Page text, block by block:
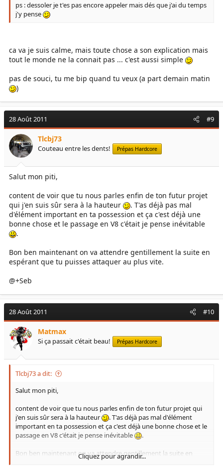
ps : dessoler je t'es pas encore appeler mais dés que j'ai du temps
j'y pense
ca va je suis calme, mais toute chose a son explication mais
tout le monde ne la connait pas ... c'est aussi simple
pas de souci, tu me bip quand tu veux (a part demain matin
)
28 Août 2011 #9
Tlcbj73
Couteau entre les dents! Prépas Hardcore
Salut mon piti,
content de voir que tu nous parles enfin de ton futur projet
qui j'en suis sûr sera à la hauteur
. T'as déjà pas mal
d'élément important en ta possession et ça c'est déjà une
bonne chose et le passage en V8 c'était je pense inévitable
.
Bon ben maintenant on va attendre gentillement la suite en
espérant que tu puisses attaquer au plus vite.
@+Seb
28 Août 2011 #10
Matmax
Si ça passait c'était beau! Prépas Hardcore
Tlcbj73 a dit:
Salut mon piti,
content de voir que tu nous parles enfin de ton futur projet qui
j'en suis sûr sera à la hauteur
. T'as déjà pas mal d'élément
important en ta possession et ça c'est déjà une bonne chose et le
passage en V8 c'était je pense inévitable
.
Bon ben maintenant on va attendre gentillement la suite en
espérant que tu puisses attaquer au plus vite.
Cliquez pour agrandir...